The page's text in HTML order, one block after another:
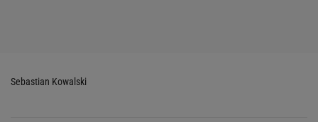
Sebastian Kowalski